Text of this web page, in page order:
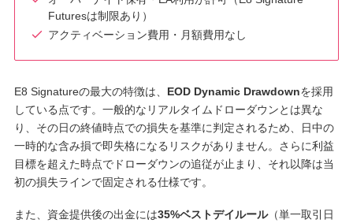
Futuresは制限あり）
アクティベーション費用・月額費用なし
E8 Signatureの最大の特徴は、 EOD Dynamic Drawdownを採用
している点です。一般的なリアルタイムドローダウンとは異な
り、その日の終値時点での損失を基準に判定されるため、日中の
一時的な含み損で即失格になるリスクがありません。さらに利益
目標を超えた時点でドローダウンの追従が止まり、それ以降は当
初の損失ラインで固定される仕様です。
また、資金提供後の出金には35%ベストデイルール（単一取引日